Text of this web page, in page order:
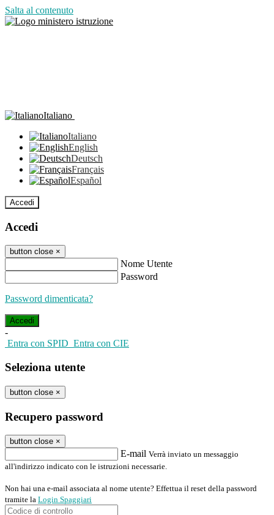
Salta al contenuto
Italiano
Italiano
English
Deutsch
Français
Español
Accedi
Accedi
button close ×
Nome Utente
Password
Password dimenticata?
-
Entra con SPID Entra con CIE
Seleziona utente
button close ×
Recupero password
button close ×
E-mail Verrà inviato un messaggio
all'indirizzo indicato con le istruzioni necessarie.
Non hai una e-mail associata al nome utente? Effettua il reset della password
tramite la Login Spaggiari